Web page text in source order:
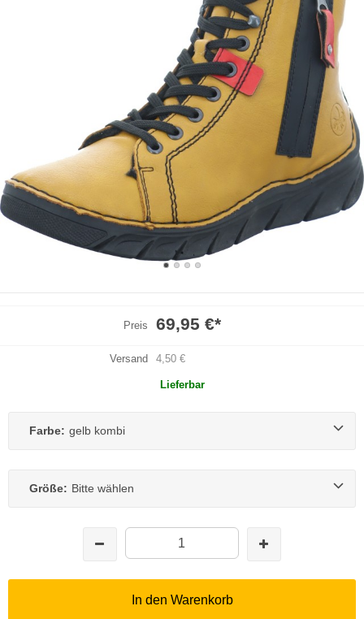
Preis 69,95 €*
Versand 4,50 €
Lieferbar
Farbe: gelb kombi
Größe: Bitte wählen
In den Warenkorb